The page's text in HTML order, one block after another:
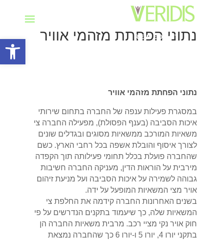
פתח נתוני הפחתת מזהמי אוויר
נתוני הפחתת מזהמי אוויר
במסגרת פעילות ענפה של החברה בתחום שירותי
איכות הסביבה (בענף הפסולת), מפעילה החברה צי
משאיות המורכב ממשאיות מסוגים ובגדלים שונים
לצורך איסוף והובלת אשפה בכל רחבי הארץ. כשם
שהחברה פועלת בכלל תחומי פעילותה תוך הקפדה
מירבית על הוראות הדין, מעניקה החברה חשיבות
גבוהה לשמירה על איכות הסביבה ועל מניעת זיהום
אויר מצי המשאיות המופעל על ידה.
בשנים האחרונות החברה קידמה את החלפת צי
המשאיות שלה, כך שיעמוד בתקנים הנדרשים על פי
חוק אויר נקי מציי רכב. מרבית משאיות החברה הן
בתקני יורו 4, יורו 5 ו-יורו 6 כך שהחברה נמצאת